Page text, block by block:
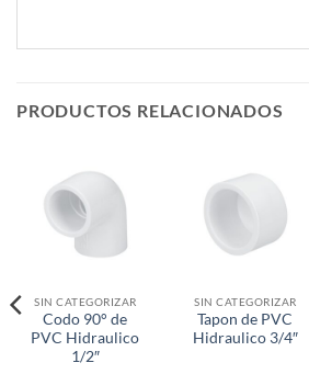
PRODUCTOS RELACIONADOS
SIN CATEGORIZAR
Codo 90° de
PVC Hidraulico
1/2″
SIN CATEGORIZAR
Tapon de PVC
Hidraulico 3/4″